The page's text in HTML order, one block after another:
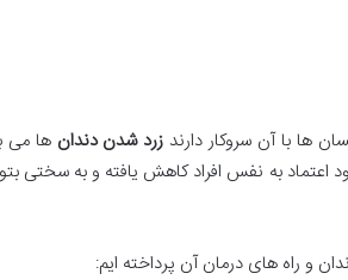
ها با آن سروکار دارند زرد شدن دندان ها می
به نفس افراد کاهش یافته و به سختی
و راه های درمان آن پرداخته ایم: